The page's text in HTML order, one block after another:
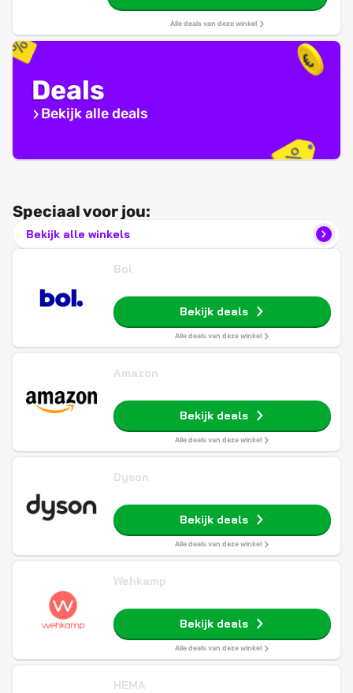
Alle deals van deze winkel
Deals
Bekijk alle deals
Speciaal voor jou:
Bekijk alle winkels
Bol
Bekijk deals
Alle deals van deze winkel
Amazon
Bekijk deals
Alle deals van deze winkel
Dyson
Bekijk deals
Alle deals van deze winkel
Wehkamp
Bekijk deals
Alle deals van deze winkel
HEMA